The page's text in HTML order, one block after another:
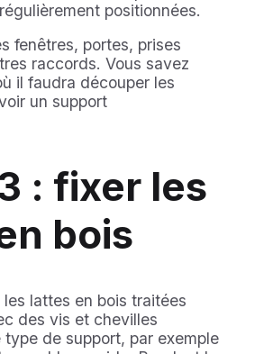
positionnées.
fenêtres, portes, prises
raccords. Vous savez
il faudra découper les
un support
: fixer les
bois
lattes en bois traitées
des vis et chevilles
de support, par exemple